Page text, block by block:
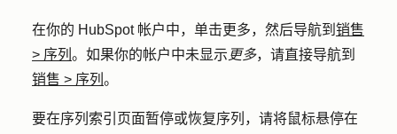
在你的 HubSpot 帐户中，单击更多，然后导航到 销售
> 序列 。如果你的帐户中未显示 更多，请直接导航到
销售 > 序列 。
要在序列索引页面暂停或恢复序列，请将鼠标悬停在